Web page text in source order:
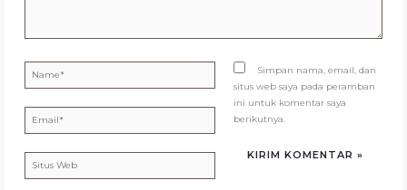
Simpan nama, email, dan
situs web saya pada peramban
ini untuk komentar saya
berikutnya.